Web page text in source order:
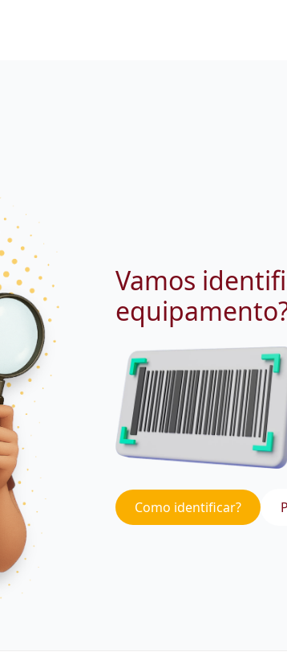
Vamos
Como identificar?